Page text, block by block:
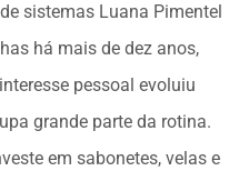
sistemas Luana Pimentel
há mais de dez anos,
pessoal evoluiu
grande parte da rotina.
em sabonetes, velas e